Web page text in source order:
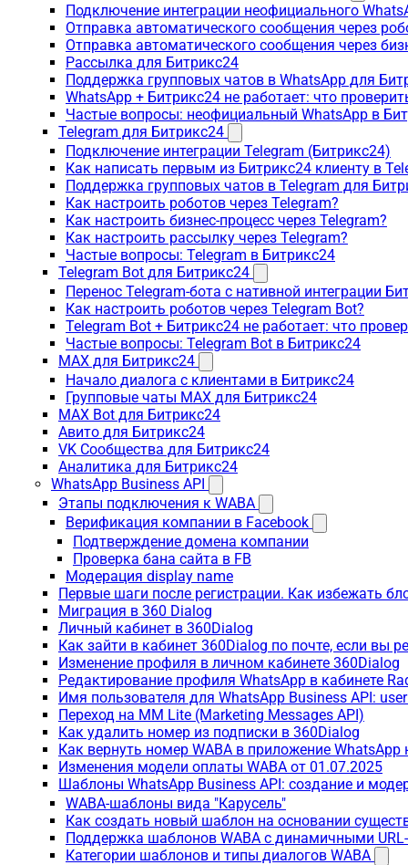
Подключение интеграции неофициального
Отправка автоматического сообщения через
Отправка автоматического сообщения через
Рассылка для Битрикс24
Поддержка групповых чатов в WhatsApp для
WhatsApp + Битрикс24 не работает: что
Частые вопросы: неофициальный WhatsApp в
Telegram для Битрикс24
Подключение интеграции Telegram (Битрикс24)
Как написать первым из Битрикс24 клиенту в
Поддержка групповых чатов в Telegram для
Как настроить роботов через Telegram?
Как настроить бизнес-процесс через Telegram?
Как настроить рассылку через Telegram?
Частые вопросы: Telegram в Битрикс24
Telegram Bot для Битрикс24
Перенос Telegram-бота с нативной интеграции
Как настроить роботов через Telegram Bot?
Telegram Bot + Битрикс24 не работает: что
Частые вопросы: Telegram Bot в Битрикс24
MAX для Битрикс24
Начало диалога с клиентами в Битрикс24
Групповые чаты MAX для Битрикс24
MAX Bot для Битрикс24
Авито для Битрикс24
VK Сообщества для Битрикс24
Аналитика для Битрикс24
WhatsApp Business API
Этапы подключения к WABA
Верификация компании в Facebook
Подтверждение домена компании
Проверка бана сайта в FB
Модерация display name
Первые шаги после регистрации. Как избежать
Миграция в 360 Dialog
Личный кабинет в 360Dialog
Как зайти в кабинет 360Dialog по почте, если вы
Изменение профиля в личном кабинете 360Dialog
Редактирование профиля WhatsApp в кабинете
Имя пользователя для WhatsApp Business API:
Переход на MM Lite (Marketing Messages API)
Как удалить номер из подписки в 360Dialog
Как вернуть номер WABA в приложение WhatsApp
Изменения модели оплаты WABA от 01.07.2025
Шаблоны WhatsApp Business API: создание и
WABA-шаблоны вида "Карусель"
Как создать новый шаблон на основании
Поддержка шаблонов WABA с динамичными
Категории шаблонов и типы диалогов WABA